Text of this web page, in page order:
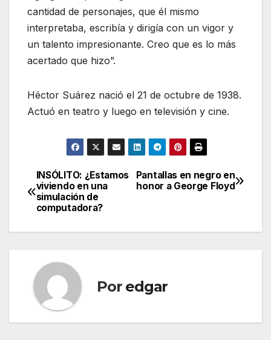
cantidad de personajes, que él mismo
interpretaba, escribía y dirigía con un vigor y
un talento impresionante. Creo que es lo más
acertado que hizo .
Héctor Suárez nació el 21 de octubre de 1938.
Actuó en teatro y luego en televisión y cine.
Navegación
de
entradas
Pantallas en negro en
honor a George Floyd
INSÓLITO: ¿Estamos
viviendo en una
simulación de
computadora?
Por edgar